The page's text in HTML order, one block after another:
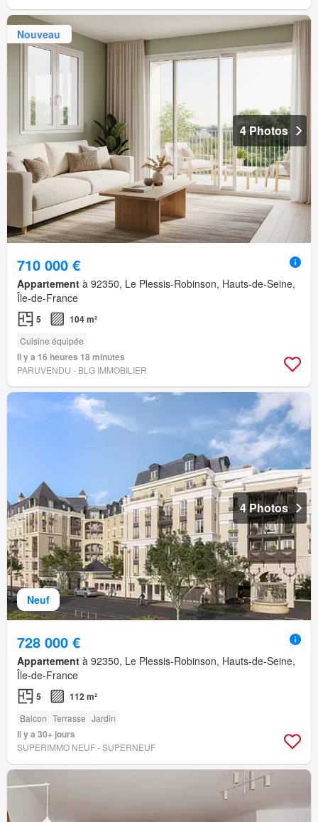
Nouveau
4 Photos
710 000 €
Appartement à 92350, Le Plessis-Robinson, Hauts-de-Seine,
Île-de-France
5 104 m²
Cuisine équipée
Il y a 16 heures 18 minutes
PARUVENDU - BLG IMMOBILIER
Neuf
4 Photos
728 000 €
Appartement à 92350, Le Plessis-Robinson, Hauts-de-Seine,
Île-de-France
5 112 m²
Balcon Terrasse Jardin
Il y a 30+ jours
SUPERIMMO NEUF - SUPERNEUF